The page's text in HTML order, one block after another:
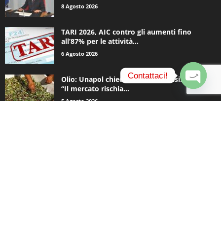
8 Agosto 2026
TARI 2026, AIC contro gli aumenti fino
all’87% per le attività...
6 Agosto 2026
Olio: Unapol chiede lo stato di crisi. Loiodice:
“Il mercato rischia...
5 Agosto 2026
Contattaci!
O